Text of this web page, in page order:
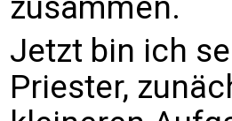
Jetzt bin ich
Priester,